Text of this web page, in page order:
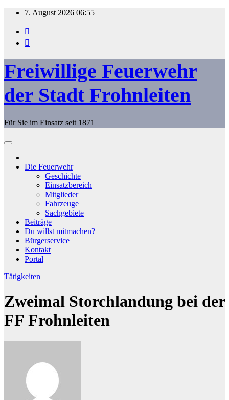
Zum
springen
7. August 2026 06:55
Freiwillige Feuerwehr
der Stadt Frohnleiten
Für Sie im Einsatz seit 1871
Die Feuerwehr
Geschichte
Einsatzbereich
Mitglieder
Fahrzeuge
Sachgebiete
Beiträge
Du willst mitmachen?
Bürgerservice
Kontakt
Portal
Tätigkeiten
Zweimal Storchlandung bei der
FF Frohnleiten